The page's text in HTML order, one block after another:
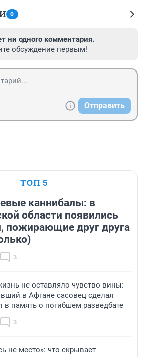
0
ни одного комментария.
обсуждение первым!
Отправить
ТОП 5
каннибалы: в
области появились
пожирающие друг друга
3
не оставляло чувство вины:
в Афгане сасовец сделал
в память о погибшем разведбате
3
не место»: что скрывает